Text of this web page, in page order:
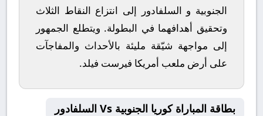
الجنوبية و السلفادور
إلى انتزاع النقاط الثلاث
وتحقيق أهدافهما في البطولة. ويتطلع الجمهور
إلى مواجهة شيّقة مليئة بالأحداث والمفاجآت
على أرض ملعب أمريكا فيرست فيلد.
بطاقة المباراة كوريا الجنوبية Vs السلفادور